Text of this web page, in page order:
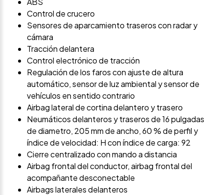
Control de crucero
Sensores de aparcamiento traseros con radar y
cámara
Tracción delantera
Control electrónico de tracción
Regulación de los faros con ajuste de altura
automático, sensor de luz ambiental y sensor de
vehículos en sentido contrario
Airbag lateral de cortina delantero y trasero
Neumáticos delanteros y traseros de 16 pulgadas
de diametro, 205 mm de ancho, 60 % de perfil y
índice de velocidad: H con índice de carga: 92
Cierre centralizado con mando a distancia
Airbag frontal del conductor, airbag frontal del
acompañante desconectable
Airbags laterales delanteros